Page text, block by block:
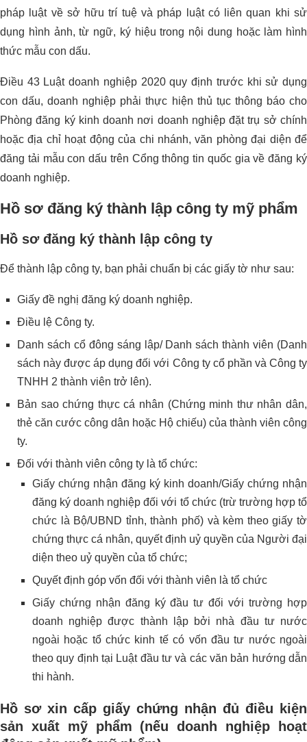
pháp luật về sở hữu trí tuệ và pháp luật có liên quan khi sử
dụng hình ảnh, từ ngữ, ký hiệu trong nội dung hoặc làm hình
thức mẫu con dấu.
Điều 43 Luật doanh nghiệp 2020 quy định trước khi sử dụng
con dấu, doanh nghiệp phải thực hiện thủ tục thông báo cho
Phòng đăng ký kinh doanh nơi doanh nghiệp đặt trụ sở chính
hoặc địa chỉ hoạt động của chi nhánh, văn phòng đại diện để
đăng tải mẫu con dấu trên Cổng thông tin quốc gia về đăng ký
doanh nghiệp.
Hồ sơ đăng ký thành lập công ty mỹ phẩm
Hồ sơ đăng ký thành lập công ty
Để thành lập công ty, bạn phải chuẩn bị các giấy tờ như sau:
Giấy đề nghị đăng ký doanh nghiệp.
Điều lệ Công ty.
Danh sách cổ đông sáng lập/ Danh sách thành viên (Danh
sách này được áp dụng đối với Công ty cổ phần và Công ty
TNHH 2 thành viên trở lên).
Bản sao chứng thực cá nhân (Chứng minh thư nhân dân,
thẻ căn cước công dân hoặc Hộ chiếu) của thành viên công
ty.
Đối với thành viên công ty là tổ chức:
Giấy chứng nhận đăng ký kinh doanh/Giấy chứng nhận
đăng ký doanh nghiệp đối với tổ chức (trừ trường hợp tổ
chức là Bộ/UBND tỉnh, thành phố) và kèm theo giấy tờ
chứng thực cá nhân, quyết định uỷ quyền của Người đại
diện theo uỷ quyền của tổ chức;
Quyết định góp vốn đối với thành viên là tổ chức
Giấy chứng nhận đăng ký đầu tư đối với trường hợp
doanh nghiệp được thành lập bởi nhà đầu tư nước
ngoài hoặc tổ chức kinh tế có vốn đầu tư nước ngoài
theo quy định tại Luật đầu tư và các văn bản hướng dẫn
thi hành.
Hồ sơ xin cấp giấy chứng nhận đủ điều kiện
sản xuất mỹ phẩm (nếu doanh nghiệp hoạt